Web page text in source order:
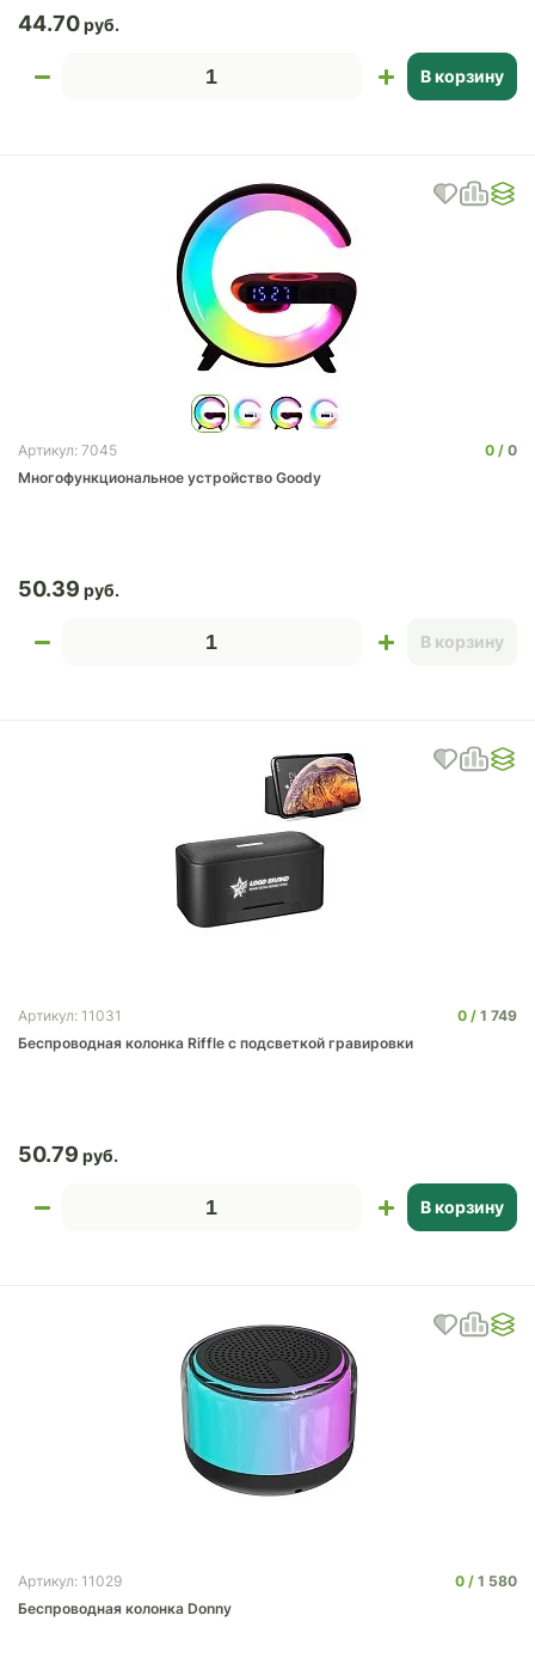
44.70
В корзину
Артикул: 7045 0
0
Многофункциональное устройство Goody
50.39
В корзину
Артикул: 11031 0
1 749
Беспроводная колонка Riffle с подсветкой гравировки
50.79
В корзину
Артикул: 11029 0
1 580
Беспроводная колонка Donny